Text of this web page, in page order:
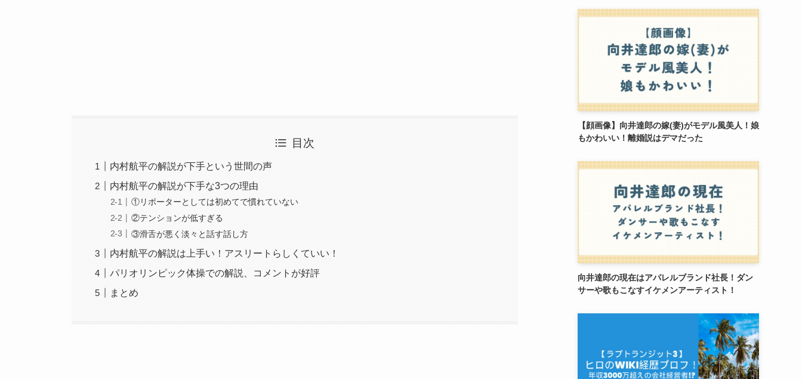
目次
内村航平の解説が下手という世間の声
内村航平の解説が下手な3つの理由
①リポーターとしては初めてで慣れていない
②テンションが低すぎる
③滑舌が悪く淡々と話す話し方
内村航平の解説は上手い！アスリートらしくていい！
パリオリンピック体操での解説、コメントが好評
まとめ
【顔画像】向井達郎の嫁(妻)がモデル風美人！娘
もかわいい！離婚説はデマだった
向井達郎の現在はアパレルブランド社長！ダン
サーや歌もこなすイケメンアーティスト！